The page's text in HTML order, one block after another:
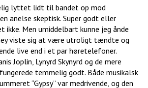
lyttet lidt til bandet op mod
anelse skeptisk. Super godt eller
ikke. Men umiddelbart kunne jeg ånde
viste sig at være utroligt tændte og
live end i et par høretelefoner.
Joplin, Lynyrd Skynyrd og de mere
temmelig godt. Både musikalsk
“Gypsy” var medrivende, og den